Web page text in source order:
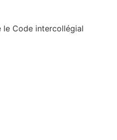
le Code intercollégial